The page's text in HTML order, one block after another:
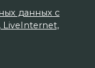
данных с
LiveInternet,